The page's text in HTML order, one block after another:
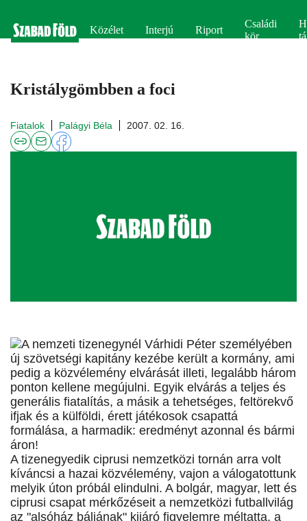
Közélet Interjú Riport
Családi
kör
Kristálygömbben a foci
Fiatalok Palágyi Béla 2007. 02. 16.
A nemzeti tizenegynél Várhidi Péter személyében
új szövetségi kapitány kezébe került a kormány, ami
pedig a közvélemény elvárását illeti, legalább három
ponton kellene megújulni. Egyik elvárás a teljes és
generális fiatalítás, a másik a tehetséges, feltörekvő
ifjak és a külföldi, érett játékosok csapattá
formálása, a harmadik: eredményt azonnal és bármi
áron!
A tizenegyedik ciprusi nemzetközi tornán arra volt
kíváncsi a hazai közvélemény, vajon a válogatottunk
melyik úton próbál elindulni. A bolgár, magyar, lett és
ciprusi csapat mérkőzéseit a nemzetközi futballvilág
az "alsóház báljának" kijáró figyelemre méltatta, a